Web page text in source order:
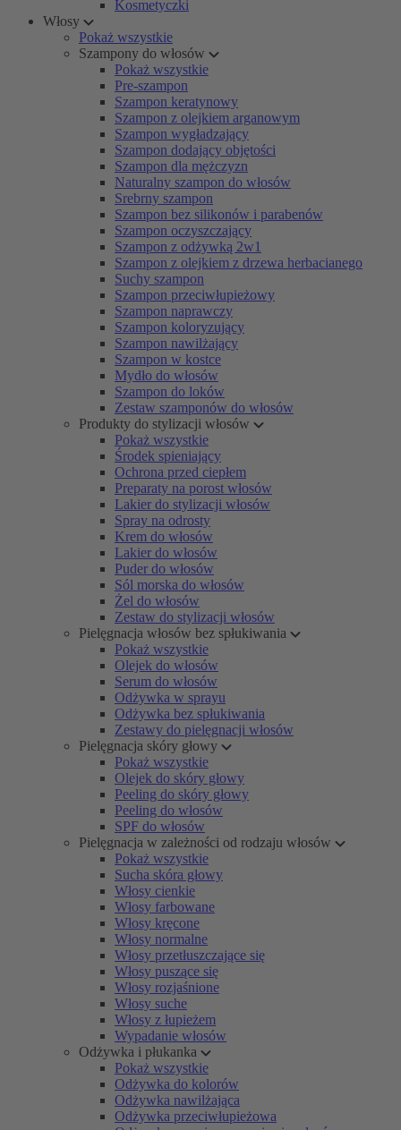
Kosmetyczki
Włosy
Pokaż wszystkie
Szampony do włosów
Pokaż wszystkie
Pre-szampon
Szampon keratynowy
Szampon z olejkiem arganowym
Szampon wygładzający
Szampon dodający objętości
Szampon dla mężczyzn
Naturalny szampon do włosów
Srebrny szampon
Szampon bez silikonów i parabenów
Szampon oczyszczający
Szampon z odżywką 2w1
Szampon z olejkiem z drzewa herbacianego
Suchy szampon
Szampon przeciwłupieżowy
Szampon naprawczy
Szampon koloryzujący
Szampon nawilżający
Szampon w kostce
Mydło do włosów
Szampon do loków
Zestaw szamponów do włosów
Produkty do stylizacji włosów
Pokaż wszystkie
Środek spieniający
Ochrona przed ciepłem
Preparaty na porost włosów
Lakier do stylizacji włosów
Spray na odrosty
Krem do włosów
Lakier do włosów
Puder do włosów
Sól morska do włosów
Żel do włosów
Zestaw do stylizacji włosów
Pielęgnacja włosów bez spłukiwania
Pokaż wszystkie
Olejek do włosów
Serum do włosów
Odżywka w sprayu
Odżywka bez spłukiwania
Zestawy do pielęgnacji włosów
Pielęgnacja skóry głowy
Pokaż wszystkie
Olejek do skóry głowy
Peeling do skóry głowy
Peeling do włosów
SPF do włosów
Pielęgnacja w zależności od rodzaju włosów
Pokaż wszystkie
Sucha skóra głowy
Włosy cienkie
Włosy farbowane
Włosy kręcone
Włosy normalne
Włosy przetłuszczające się
Włosy puszące się
Włosy rozjaśnione
Włosy suche
Włosy z łupieżem
Wypadanie włosów
Odżywka i płukanka
Pokaż wszystkie
Odżywka do kolorów
Odżywka nawilżająca
Odżywka przeciwłupieżowa